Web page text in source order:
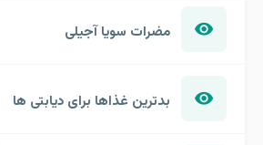
مضرات سویا آجیلی
بدترین غذاها برای دیابتی ها